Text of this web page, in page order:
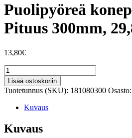
Puolipyöreä
Pituus 300mm,
13,80€
Puolipyöreä
konepajaviila,
Pituus
300mm,
29,8x8,9mm
Lisää ostoskoriin
Tuotetunnus (SKU): 181080300 Osasto:
Kuvaus
Kuvaus